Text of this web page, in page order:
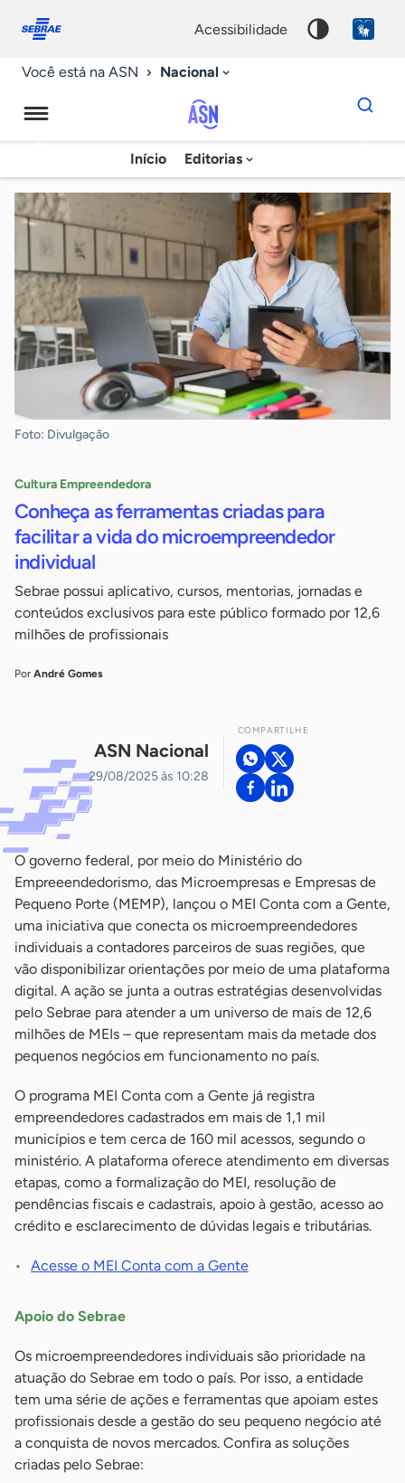
conosco
acessibilidade
Você está na ASN Nacional
Agência
Sebrae
de
Notícias
Início Editorias
Dados
para
chave
Foto: Divulgação
Cultura Empreendedora
Conheça as ferramentas criadas para
facilitar a vida do microempreendedor
individual
Sebrae possui aplicativo, cursos, mentorias, jornadas e
conteúdos exclusivos para este público formado por 12,6
milhões de profissionais
Por André Gomes
ASN Nacional
29/08/2025 às 10:28
COMPARTILHE
O governo federal, por meio do Ministério do
Empreeendedorismo, das Microempresas e Empresas de
Pequeno Porte (MEMP), lançou o MEI Conta com a Gente,
uma iniciativa que conecta os microempreendedores
individuais a contadores parceiros de suas regiões, que
vão disponibilizar orientações por meio de uma plataforma
digital. A ação se junta a outras estratégias desenvolvidas
pelo Sebrae para atender a um universo de mais de 12,6
milhões de MEIs – que representam mais da metade dos
pequenos negócios em funcionamento no país.
O programa MEI Conta com a Gente já registra
empreendedores cadastrados em mais de 1,1 mil
municípios e tem cerca de 160 mil acessos, segundo o
ministério. A plataforma oferece atendimento em diversas
etapas, como a formalização do MEI, resolução de
pendências fiscais e cadastrais, apoio à gestão, acesso ao
crédito e esclarecimento de dúvidas legais e tributárias.
Acesse o MEI Conta com a Gente
Apoio do Sebrae
Os microempreendedores individuais são prioridade na
atuação do Sebrae em todo o país. Por isso, a entidade
tem uma série de ações e ferramentas que apoiam estes
profissionais desde a gestão do seu pequeno negócio até
a conquista de novos mercados. Confira as soluções
criadas pelo Sebrae: